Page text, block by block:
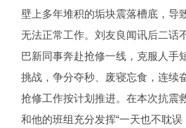
壁上多年堆积的垢块震落槽底，导
无法正常工作。刘友良闻讯后二话
巴新同事奔赴抢修一线，克服人手
挑战，争分夺秒、废寝忘食，连续
抢修工作按计划推进。在本次抗震
和他的班组充分发挥“一天也不耽